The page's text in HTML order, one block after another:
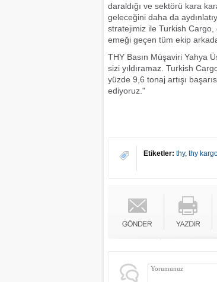
daraldığı ve sektörü kara
geleceğini daha da
stratejimiz ile Turkish Cargo,
emeği geçen tüm ekip
THY Basın Müşaviri Yahya
sizi yıldıramaz. Turkish
yüzde 9,6 tonaj artışı
ediyoruz."
Etiketler: thy, thy